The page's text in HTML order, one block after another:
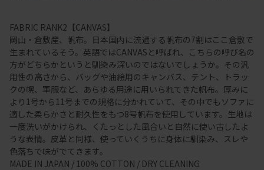
FABRIC RANK2【CANVAS】
岡山・倉敷産、帆布。日本国内に流通する帆布の7割はここ倉敷で
生まれているそう。英語ではCANVASと呼ばれ、こちらの呼び名の
方がどちらかというと馴染み深いのではないでしょうか。その汎
用性の高さから、バッグや油絵用のキャンバス、テント、トラッ
クの幌、軍服など、あらゆる用途に用いられてきた帆布。厚みに
より1号から11号までの規格に分かれていて、その中でもソファに
適した柔らかさと耐久性をもつ8号帆布を使用しています。生地は
一度洗いがかけられ、くたっとした風合いと自然に使い古したよ
うな表情。皮革と同様、使っていくうちに身体に馴染み、スレや
色落ちで味がでてきます。
MADE IN JAPAN / 100% COTTON / DRY CLEANING